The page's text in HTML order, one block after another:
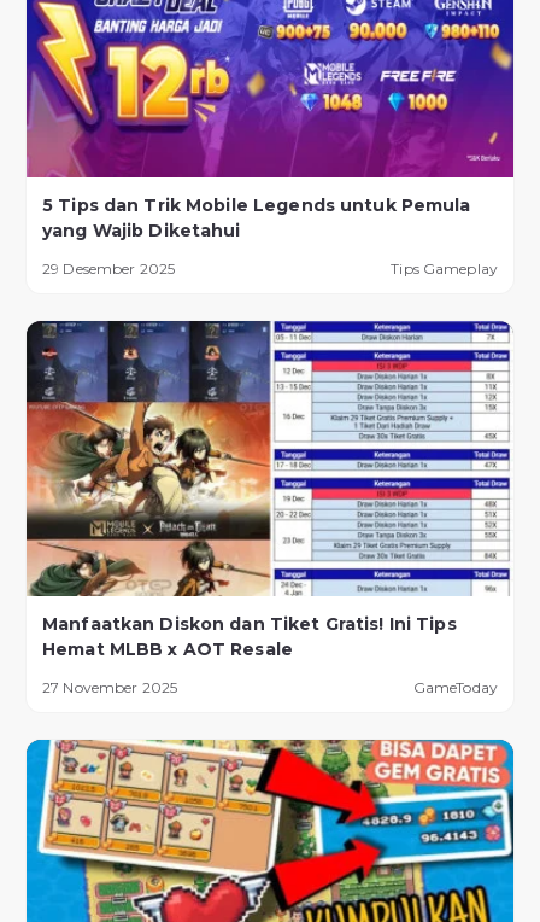
5 Tips dan Trik Mobile Legends untuk Pemula
yang Wajib Diketahui
29 Desember 2025 Tips Gameplay
Manfaatkan Diskon dan Tiket Gratis! Ini Tips
Hemat MLBB x AOT Resale
27 November 2025 GameToday